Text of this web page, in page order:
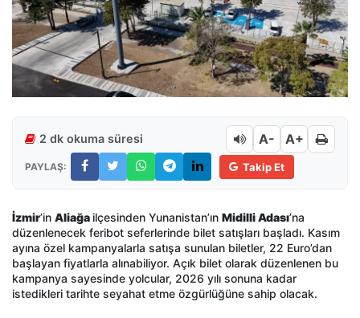
2 dk okuma süresi A- A+
PAYLAŞ: Takip Et
İzmir’in Aliağa ilçesinden Yunanistan’ın Midilli Adası’na
düzenlenecek feribot seferlerinde bilet satışları başladı. Kasım
ayına özel kampanyalarla satışa sunulan biletler, 22 Euro’dan
başlayan fiyatlarla alınabiliyor. Açık bilet olarak düzenlenen bu
kampanya sayesinde yolcular, 2026 yılı sonuna kadar
istedikleri tarihte seyahat etme özgürlüğüne sahip olacak.